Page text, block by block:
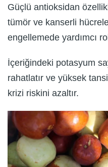
Güçlü antioksidan
tümör ve kanserli
engellemede yardımcı
İçeriğindeki potasyum
rahatlatır ve yüksek
krizi riskini azaltır.